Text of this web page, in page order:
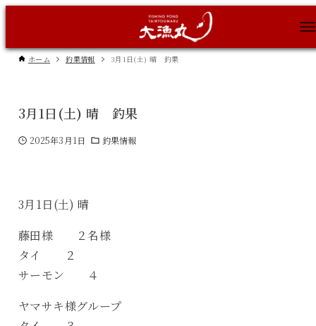
ホーム 釣果情報 3月1日(土) 晴 釣果
3月1日(土) 晴 釣果
2025年3月1日 釣果情報
3月1日(土) 晴
藤田様 ２名様
タイ ２
サーモン ４
ヤマサキ様グループ